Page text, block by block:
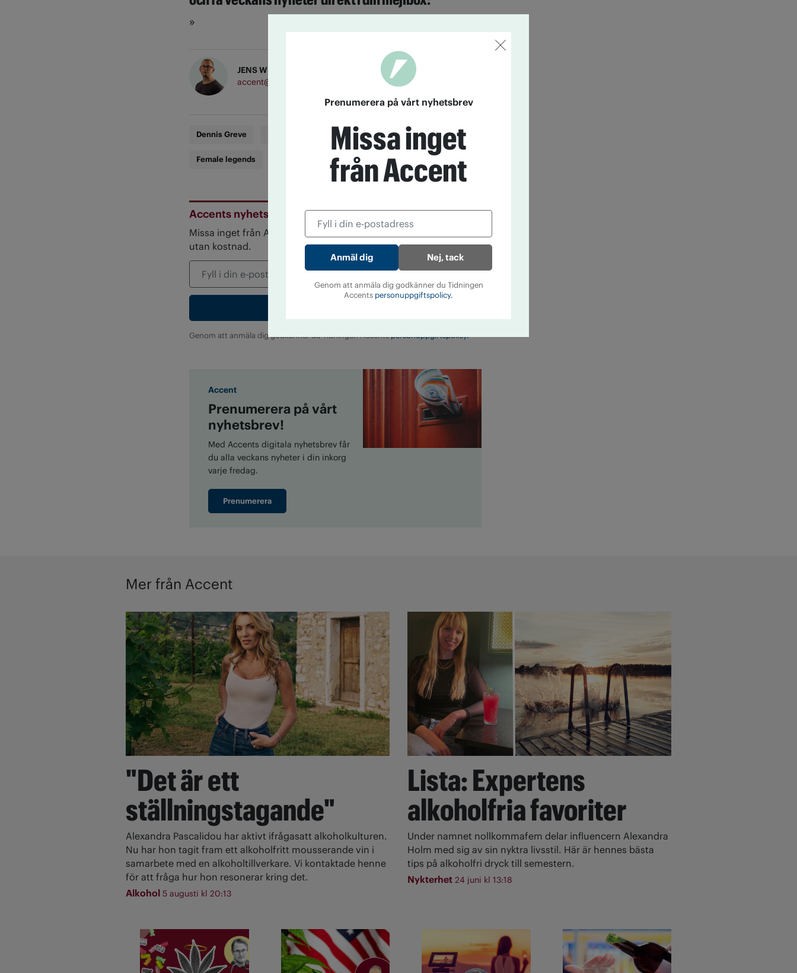
»
JENS WINGREN
accent@iogt.se
Dennis Greve E-sport Esport
Female legends Liza Lind
Accents nyhetsbrev
Missa inget från Accent! Prenumerera på vårt nyhetsbrev helt
utan kostnad.
Genom att anmäla dig godkänner du Tidningen Accentspersonuppgiftspolicy.
Accent
Prenumerera på vårt
nyhetsbrev!
Med Accents digitala nyhetsbrev får
du alla veckans nyheter i din inkorg
varje fredag.
Prenumerera
Mer från Accent
"Det är ett
ställningstagande"
Alexandra Pascalidou har aktivt ifrågasatt alkoholkulturen.
Nu har hon tagit fram ett alkoholfritt mousserande vin i
samarbete med en alkoholtillverkare. Vi kontaktade henne
för att fråga hur hon resonerar kring det.
Alkohol 5 augusti kl 20:13
Lista: Expertens
alkoholfria favoriter
Under namnet nollkommafem delar influencern Alexandra
Holm med sig av sin nyktra livsstil. Här är hennes bästa
tips på alkoholfri dryck till semestern.
Nykterhet 24 juni kl 13:18
Prenumerera på vårt nyhetsbrev
Missa inget
från Accent
Nej, tack
Genom att anmäla dig godkänner du Tidningen
Accents personuppgiftspolicy.